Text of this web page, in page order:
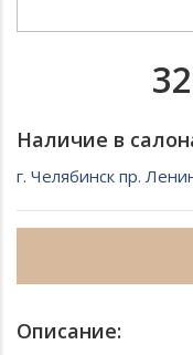
Наличие в
г. Челябинск пр.
Описание: